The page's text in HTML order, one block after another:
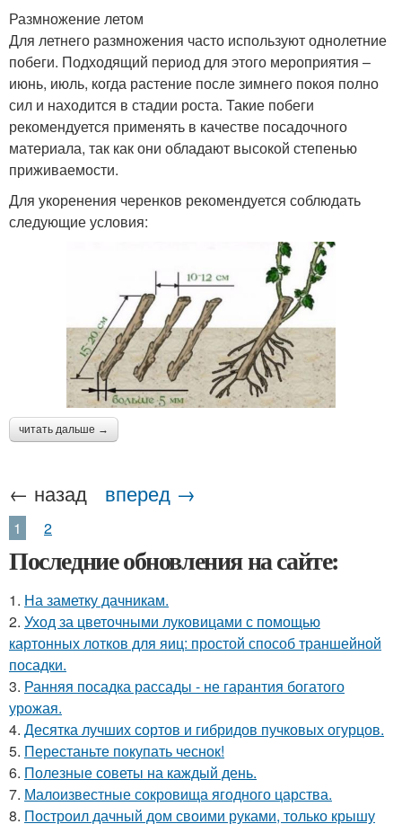
Размножение летом
Для летнего размножения часто используют однолетние
побеги. Подходящий период для этого мероприятия –
июнь, июль, когда растение после зимнего покоя полно
сил и находится в стадии роста. Такие побеги
рекомендуется применять в качестве посадочного
материала, так как они обладают высокой степенью
приживаемости.
Для укоренения черенков рекомендуется соблюдать
следующие условия:
читать дальше →
← назад вперед →
1 2
Последние обновления на сайте:
1. На заметку дачникам.
2. Уход за цветочными луковицами с помощью
картонных лотков для яиц: простой способ траншейной
посадки.
3. Ранняя посадка рассады - не гарантия богатого
урожая.
4. Десятка лучших сортов и гибридов пучковых огурцов.
5. Перестаньте покупать чеснок!
6. Полезные советы на каждый день.
7. Малоизвестные сокровища ягодного царства.
8. Построил дачный дом своими руками, только крышу